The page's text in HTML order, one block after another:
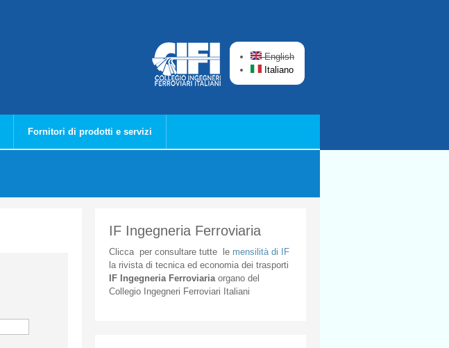
English
Italiano
Fornitori di prodotti e servizi
IF Ingegneria Ferroviaria
Cliccaper consultare tuttele mensilità di IF
la rivista di tecnica ed economia dei trasporti
IF Ingegneria Ferroviaria organodel
Collegio
Ingegneri Ferroviari Italiani